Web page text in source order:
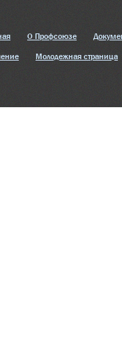
О Профсоюзе
Молодежная страница